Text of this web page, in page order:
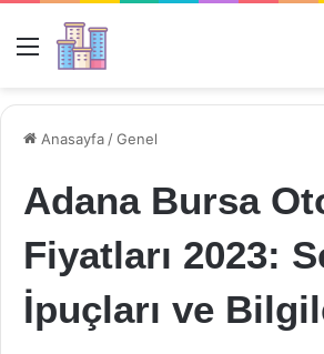
Menü
Anasayfa /Genel
Adana Bursa
Fiyatları 2023:
İpuçları ve